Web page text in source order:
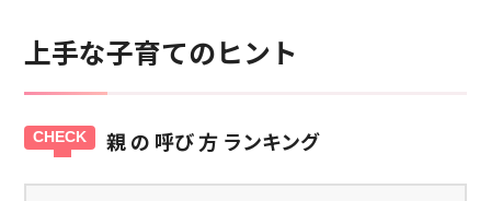
上手な子育てのヒント
親 の 呼び 方 ランキング